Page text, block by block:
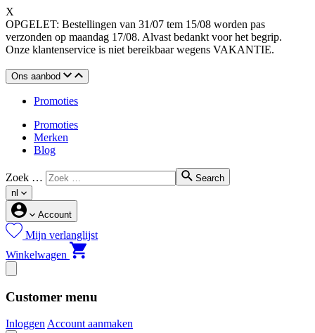
X
OPGELET: Bestellingen van 31/07 tem 15/08 worden pas
verzonden op maandag 17/08. Alvast bedankt voor het begrip.
Onze klantenservice is niet bereikbaar wegens VAKANTIE.
Ons aanbod
Promoties
Promoties
Merken
Blog
Zoek …
Search
nl
Account
Mijn verlanglijst
Winkelwagen
Customer menu
InloggenAccount aanmaken